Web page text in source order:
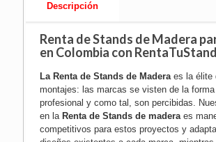
Descripción
Renta de Stands de Madera
en Colombia con
La Renta de Stands de Madera es la élite
montajes: las marcas se visten de la
profesional y como tal, son percibidas.
en la Renta de Stands de maderaes
competitivos para estos proyectos y